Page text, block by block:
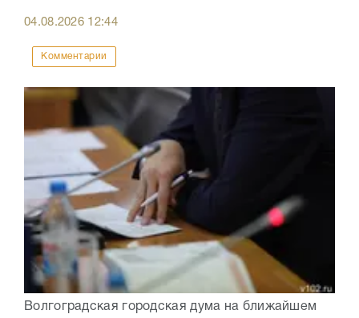
04.08.2026 12:44
Комментарии
Волгоградская городская дума на ближайшем